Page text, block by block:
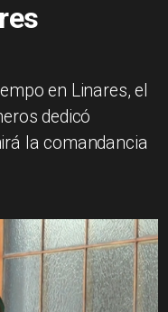
en Linares, el
dedicó
la comandancia